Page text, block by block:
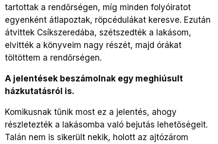
tartottak a rendőrségen, míg minden folyóiratot
egyenként átlapoztak, röpcédulákat keresve. Ezután
átvittek Csíkszeredába, szétszedték a lakásom,
elvitték a könyveim nagy részét, majd órákat
töltöttem a rendőrségen.
A jelentések beszámolnak egy meghiúsult
házkutatásról is.
Komikusnak tűnik most ez a jelentés, ahogy
részletezték a lakásomba való bejutás lehetőségeit.
Talán nem is sikerült nekik, holott az ajtózárom